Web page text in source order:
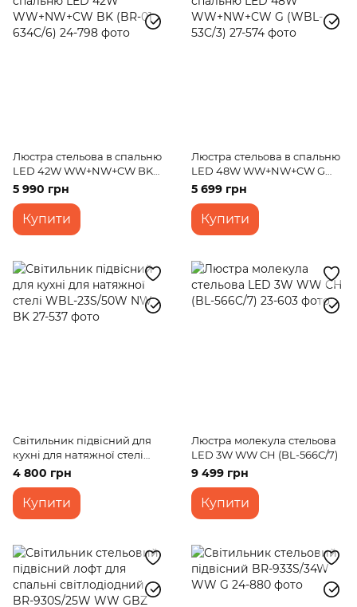
Люстра стельова в спальню
LED 42W WW+NW+CW BK
(BR-01 634C/6)
5 990 грн
Купити
Люстра стельова в спальню
LED 48W WW+NW+CW G
(WBL-53C/3)
5 699 грн
Купити
Світильник підвісний для
кухні для натяжної стелі
WBL-23S/50W NW BK
4 800 грн
Купити
Люстра молекула стельова
LED 3W WW CH (BL-566C/7)
9 499 грн
Купити